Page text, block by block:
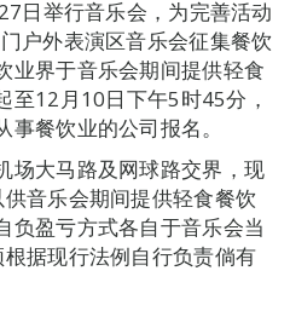
日举行音乐会，为完善活动
户外表演区音乐会征集餐饮
业界于音乐会期间提供轻食
至12月10日下午5时45分，
餐饮业的公司报名。
场大马路及网球路交界，现
音乐会期间提供轻食餐饮
负盈亏方式各自于音乐会当
据现行法例自行负责倘有